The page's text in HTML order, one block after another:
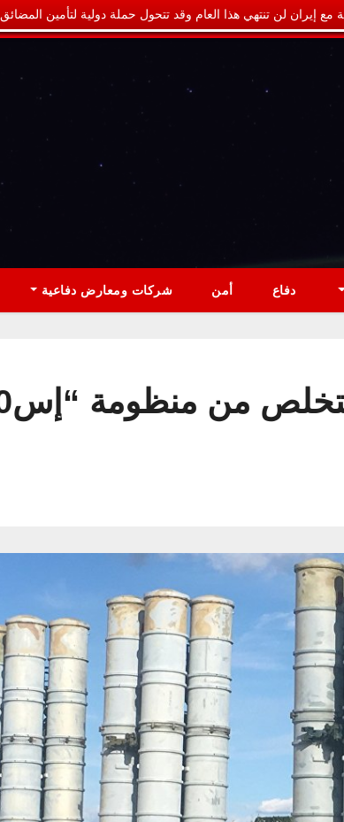
مع إيران لن تنتهي هذا العام وقد تتحول حملة دولية لتأمين المضائق
دفاع أمن شركات ومعارض دفاعية
منظومة “إس400” الروسية